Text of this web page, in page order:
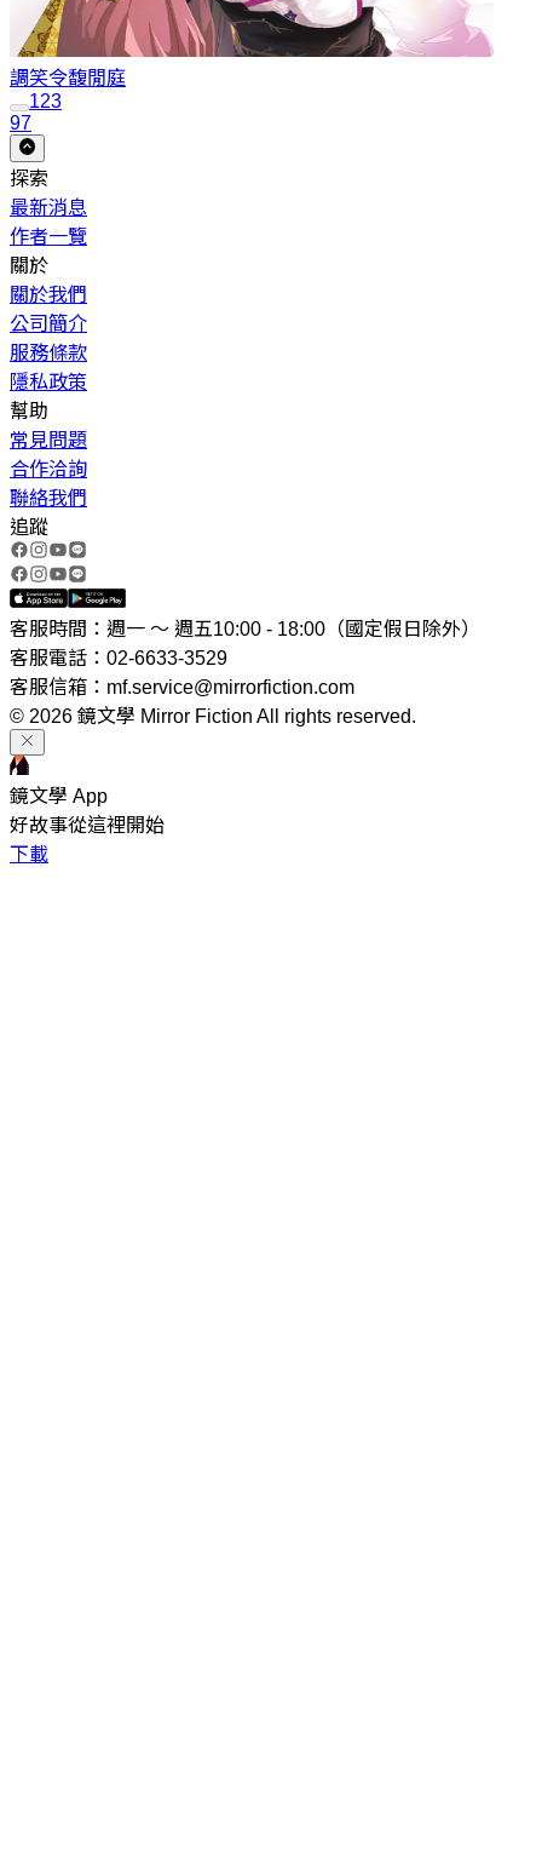
調笑令馥閒庭
123
97
探索
最新消息
作者一覽
關於
關於我們
公司簡介
服務條款
隱私政策
幫助
常見問題
合作洽詢
聯絡我們
追蹤
客服時間：週一 ～ 週五10:00 - 18:00（國定假日除外）
客服電話：02-6633-3529
客服信箱：mf.service@mirrorfiction.com
© 2026 鏡文學 Mirror Fiction All rights reserved.
鏡文學 App
好故事從這裡開始
下載